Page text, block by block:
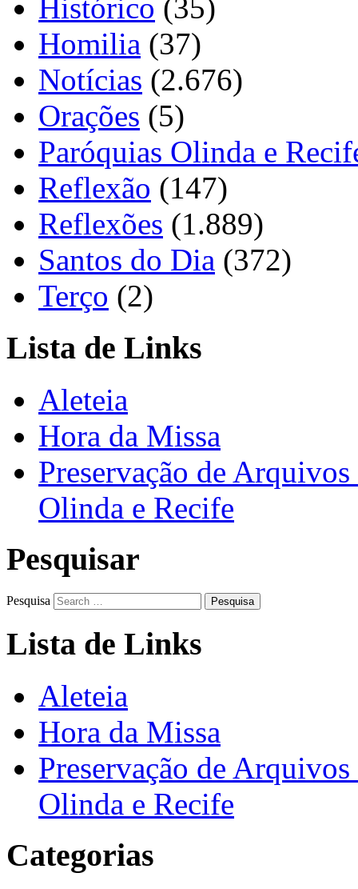
Histórico (35)
Homilia (37)
Notícias (2.676)
Orações (5)
Paróquias Olinda e
Reflexão (147)
Reflexões (1.889)
Santos do Dia (372)
Terço (2)
Lista de Links
Aleteia
Hora da Missa
Preservação de
Olinda e Recife
Pesquisar
Pesquisa
Lista de Links
Aleteia
Hora da Missa
Preservação de
Olinda e Recife
Categorias